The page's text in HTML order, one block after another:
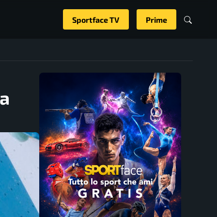
Sportface TV Prime